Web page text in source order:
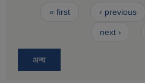
Pages
« first ‹ previous
next ›
अन्य